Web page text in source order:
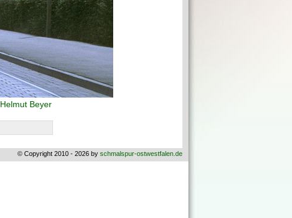
Helmut Beyer
© Copyright 2010 - 2026 by schmalspur-ostwestfalen.de